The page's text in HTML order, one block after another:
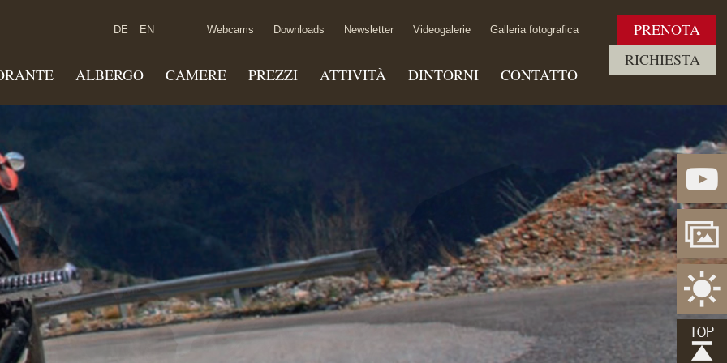
DE EN Webcams Downloads Newsletter Videogalerie Galleria fotografica
PRENOTA
RICHIESTA
ALBERGO CAMERE PREZZI ATTIVITÀ DINTORNI CONTATTO